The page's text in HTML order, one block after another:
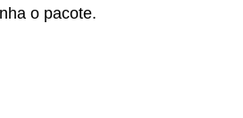
o pacote.